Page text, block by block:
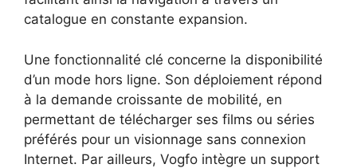
catalogue en constante expansion.
Une fonctionnalité clé concerne la disponibilité
d’un mode hors ligne. Son déploiement répond
à la demande croissante de mobilité, en
permettant de télécharger ses films ou séries
préférés pour un visionnage sans connexion
Internet. Par ailleurs, Vogfo intègre un support